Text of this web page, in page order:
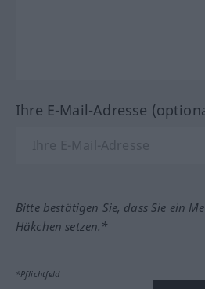
Ihre E-Mail-Adresse
Bitte bestätigen Sie, dass Sie ein
Häkchen setzen.*
*Pflichtfeld